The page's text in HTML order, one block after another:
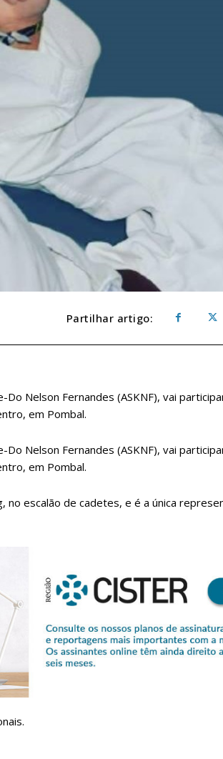
Planos de
se assinante do Região de Cister e ajude-
Partilhar artigo:
Nelson Fernandes (ASKNF), vai
em Pombal.
Nelson Fernandes (ASKNF), vai
em Pombal.
escalão de cadetes, e é a única